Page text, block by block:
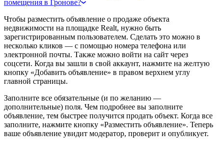
помещения в Гронове?
Чтобы разместить объявление о продаже объекта
недвижимости на площадке Realt, нужно быть
зарегистрированным пользователем. Сделать это можно в
несколько кликов — с помощью номера телефона или
электронной почты. Также можно войти на сайт через
соцсети. Когда вы зашли в свой аккаунт, нажмите на желтую
кнопку «Добавить объявление» в правом верхнем углу
главной страницы.
Заполните все обязательные (и по желанию —
дополнительные) поля. Чем подробнее вы заполните
объявление, тем быстрее получится продать объект. Когда все
заполните, нажмите кнопку «Разместить объявление». Теперь
ваше объявление увидит модератор, проверит и опубликует.